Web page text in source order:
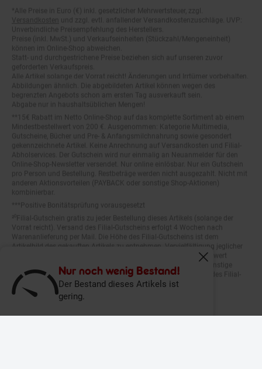
Nur noch wenig Bestand!
Der Bestand dieses Artikels ist
gering.
Fenster
Fußnoten
Versandkosten
und zzgl. evtl. anfallender Versandkostenzuschläge. UVP:
Unverbindliche Preisempfehlung des Herstellers.
Preise (inkl. MwSt.) und Verkaufseinheiten (Stückzahl/Mengeneinheit)
können im Online-Shop abweichen.
Statt- und durchgestrichene Preise beziehen sich auf unseren zuvor
geforderten Verkaufspreis.
Alle Artikel solange der Vorrat reicht! Änderungen und Irrtümer vorbehalten.
Abbildungen ähnlich. Die abgebildeten Artikel können wegen des
begrenzten Angebots schon am ersten Tag ausverkauft sein.
Abgabe nur in haushaltsüblichen Mengen!
Mindestbestellwert von 200 €. Ausgenommen: Kategorie Multimedia,
Gutscheine, Bücher und Pre- & Anfangsmilchnahrung sowie gesondert
gekennzeichnete Artikel. Keine Anrechnung auf Versandkosten und Filial-
Abholservices. Der Gutschein wird nur einmalig an Neuanmelder für den
Online-Shop-Newsletter versendet. Nur online einlösbar. Nur ein Gutschein
pro Person und Bestellung. Restbeträge werden nicht ausgezahlt. Nicht mit
anderen Aktionsvorteilen (PAYBACK oder sonstige Shop-Aktionen)
kombinierbar.
Vorrat reicht). Versand des Filial-Gutscheins erfolgt 4 Wochen nach
Warenanlieferung per Mail. Die Höhe des Filial-Gutscheins ist dem
Artikelbild des gekauften Artikels zu entnehmen. Vervielfältigung jeglicher
Art nicht gestattet. Der Filial-Gutschein ist ohne Mindesteinkaufswert
einlösbar. Nicht mit anderen Aktionsvorteilen (PAYBACK oder sonstige
Shop-Aktionen) kombinierbar. Der jeweilige Gültigkeitszeitraum des Filial-
Gutscheins ist darauf vermerkt.